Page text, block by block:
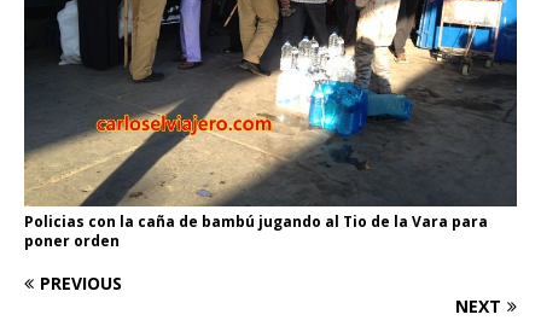
Policias con la caña de bambú jugando al Tio de la Vara para
poner orden
PREVIOUS
NEXT